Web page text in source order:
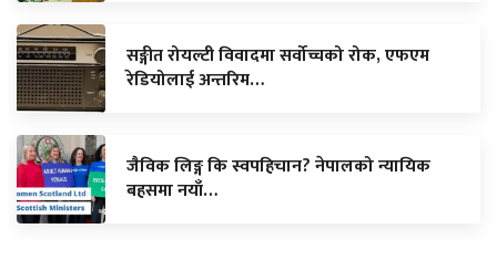
सङ्गीत रोयल्टी विवादमा सर्वोच्चको रोक, एफएम
रेडियोलाई अन्तरिम…
जैविक लिङ्ग कि स्वपहिचान? नेपालको न्यायिक
बहसमा नयाँ…